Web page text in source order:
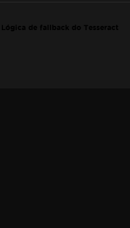
Lógica de fallback do Tesseract